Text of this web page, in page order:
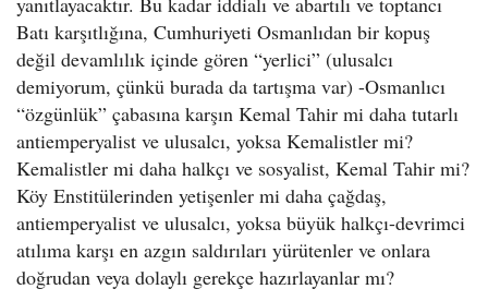
Batı karşıtlığına, Cumhuriyeti Osmanlıdan bir kopuş
değil devamlılık içinde gören “yerlici” (ulusalcı
demiyorum, çünkü burada da tartışma var) -Osmanlıcı
“özgünlük” çabasına karşın Kemal Tahir mi daha tutarlı
antiemperyalist ve ulusalcı, yoksa Kemalistler mi?
Kemalistler mi daha halkçı ve sosyalist, Kemal Tahir mi?
Köy Enstitülerinden yetişenler mi daha çağdaş,
antiemperyalist ve ulusalcı, yoksa büyük halkçı-devrimci
atılıma karşı en azgın saldırıları yürütenler ve onlara
doğrudan veya dolaylı gerekçe hazırlayanlar mı?